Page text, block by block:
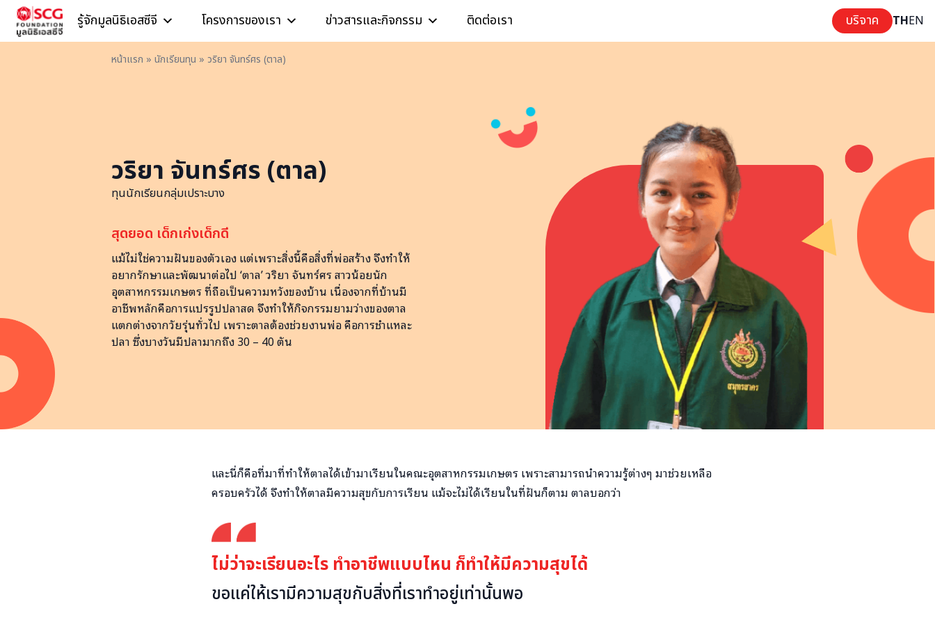
Skip to content
รู้จักมูลนิธิเอสซีจี โครงการของเรา ข่าวสารและกิจกรรม ติดต่อเรา บริจาค THEN
หน้าแรก » นักเรียนทุน » วริยา จันทร์ศร (ตาล)
วริยา จันทร์ศร (ตาล)
ทุนนักเรียนกลุ่มเปราะบาง
สุดยอด เด็กเก่งเด็กดี
แม้ไม่ใช่ความฝันของตัวเอง แต่เพราะสิ่งนี้คือสิ่งที่พ่อสร้าง จึงทำให้
อยากรักษาและพัฒนาต่อไป ‘ตาล’ วริยา จันทร์ศร สาวน้อยนัก
อุตสาหกรรมเกษตร ที่ถือเป็นความหวังของบ้าน เนื่องจากที่บ้านมี
อาชีพหลักคือการแปรรูปปลาสด จึงทำให้กิจกรรมยามว่างของตาล
แตกต่างจากวัยรุ่นทั่วไป เพราะตาลต้องช่วยงานพ่อ คือการชำแหละ
ปลา ซึ่งบางวันมีปลามากถึง 30 – 40 ตัน
และนี่ก็คือที่มาที่ทำให้ตาลได้เข้ามาเรียนในคณะอุตสาหกรรมเกษตร เพราะสามารถนำความรู้ต่างๆ มาช่วยเหลือ
ครอบครัวได้ จึงทำให้ตาลมีความสุขกับการเรียน แม้จะไม่ได้เรียนในที่ฝันก็ตาม ตาลบอกว่า
ไม่ว่าจะเรียนอะไร ทำอาชีพแบบไหน ก็ทำให้มีความสุขได้
ขอแค่ให้เรามีความสุขกับสิ่งที่เราทำอยู่เท่านั้นพอ